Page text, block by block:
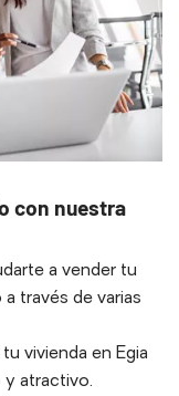
con nuestra
a vender tu
través de varias
vivienda en Egia
y atractivo.